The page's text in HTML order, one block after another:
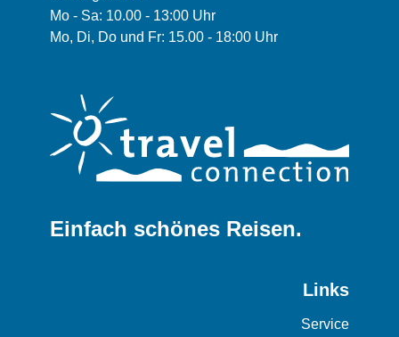
Mo - Sa: 10.00 - 13:00 Uhr
Mo, Di, Do und Fr: 15.00 - 18:00 Uhr
Einfach schönes Reisen.
Links
Service